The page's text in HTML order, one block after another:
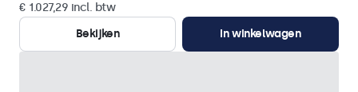
€ 1.027,29 incl. btw
Bekijken
In winkelwagen